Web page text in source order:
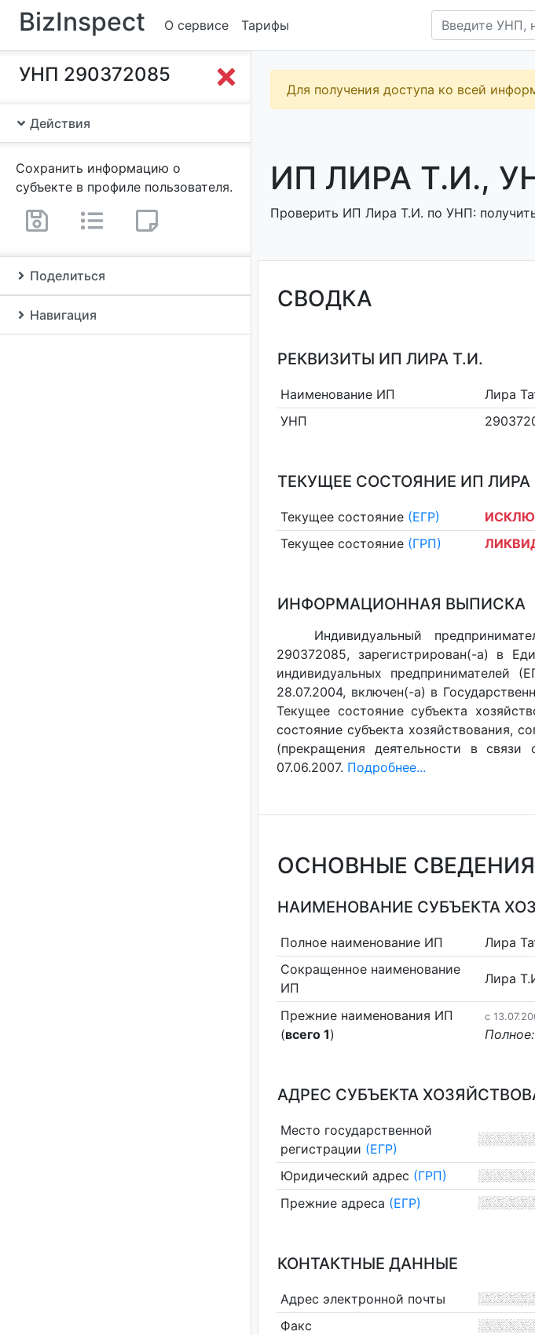
BizInspect О сервисе Тарифы
УНП 290372085
Действия
Сохранить информацию о
субъекте в профиле пользователя.
Поделиться
Навигация
Для получения доступа ко всей
ИП ЛИРА Т.И.,
Проверить ИП Лира Т.И. по УНП:
СВОДКА
РЕКВИЗИТЫ ИП ЛИРА Т.И.
Наименование ИП
Лира
УНП
ТЕКУЩЕЕ СОСТОЯНИЕ ИП ЛИРА
Текущее состояние (ЕГР)
Текущее состояние (ГРП)
ИНФОРМАЦИОННАЯ ВЫПИСКА
Индивидуальный
290372085, зарегистрирован(-а) в
индивидуальных предпринимателей
28.07.2004, включен(-a) в
Текущее состояние субъекта
состояние субъекта хозяйствования,
(прекращения деятельности в
07.06.2007. Подробнее...
ОСНОВНЫЕ СВЕДЕНИЯ
НАИМЕНОВАНИЕ СУБЪЕКТА
Полное наименование ИП
Лира
Сокращенное наименование
ИП
Лира
Прежние наименования ИП
(всего 1)
c
Полное:
АДРЕС СУБЪЕКТА
Место государственной
регистрации (ЕГР)
Юридический адрес (ГРП)
Прежние адреса (ЕГР)
КОНТАКТНЫЕ ДАННЫЕ
Адрес электронной почты
Факс